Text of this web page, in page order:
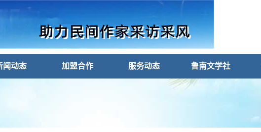
闻动态 加盟合作 服务动态 鲁南文学社